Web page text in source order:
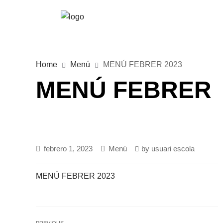
Home Menú MENÚ FEBRER 2023
MENÚ FEBRER
febrero 1, 2023 Menú by usuari escola
MENÚ FEBRER 2023